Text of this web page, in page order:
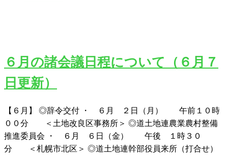
６月の諸会議日程について（６月７
日更新）
【６月】 ◎辞令交付 ・ ６月 ２日（月） 午前１０時
００分 ＜土地改良区事務所＞ ◎道土地連農業農村整備
推進委員会 ・ ６月 ６日（金） 午後 １時３０
分 ＜札幌市北区＞ ◎道土地連幹部役員来所（打合せ）